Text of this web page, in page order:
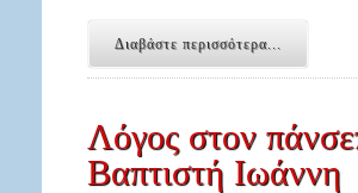
Διαβάστε περισσότερα...
Λόγος στον
Βαπτιστή Ιωάννη